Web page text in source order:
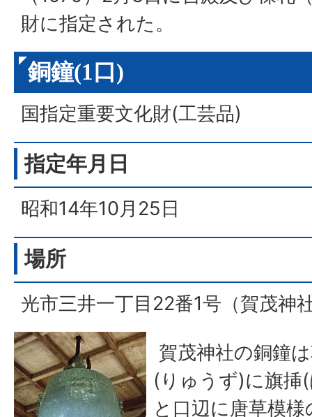
財に指定された。
銅鐘(1口)
国指定重要文化財(工芸品)
指定年月日
昭和14年10月25日
場所
光市三井一丁目22番1号（賀茂神
賀茂神社の銅鐘
(りゅうず)に旗挿
と口辺に唐草模